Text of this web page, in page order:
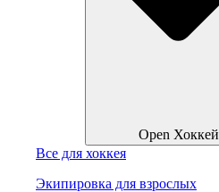
Open Хоккей
Все для хоккея
Экипировка для взрослых